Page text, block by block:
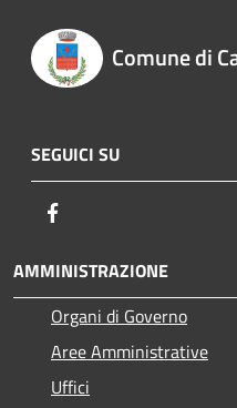
Comune di
SEGUICI SU
AMMINISTRAZIONE
Organi di Governo
Aree Amministrative
Uffici